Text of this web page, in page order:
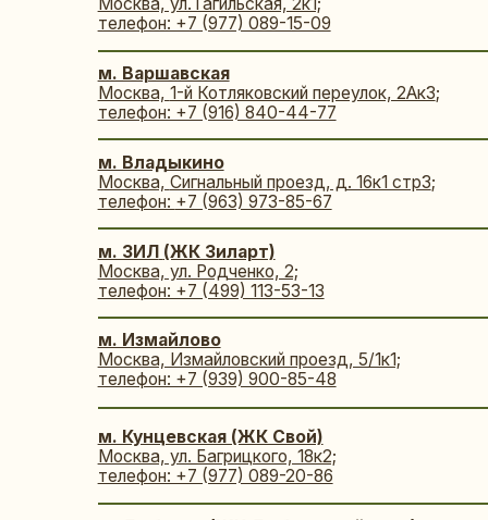
м. Новаторская
Москва, Ленинский проспект, 93;
телефон:+7 (967) 123-99-54
м. Люблино (ЖК Люблинский парк)
Москва, ул. Люблинская, 76к2;
телефон: +7 (939) 900-92-05
Москва, ул. Багрицкого, 18к2;
телефон: +7 (977) 089-20-86
м. Потапово (ЖК Бунинские Луга)
Москва, поселение Сосенское, проспект Куприна,
телефон: +7 (980) 800-25-78
м. Медведково
телефон: +7 (916) 927-33-49
телефон: +7 (939) 900-85-48